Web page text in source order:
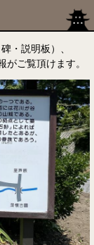
・説明板）、
がご覧頂けます。